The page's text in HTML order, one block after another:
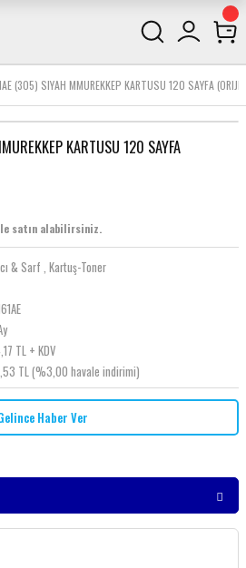
(305) SIYAH MMUREKKEP KARTUSU 120 SAYFA
KARTUSU 120 SAYFA
satın alabilirsiniz.
& Sarf , Kartuş-Toner
TL + KDV
TL (%3,00 havale indirimi)
Haber Ver